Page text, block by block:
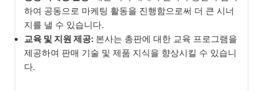
하여 공동으로 마케팅 활동을 진행함으로써 더 큰 시너
지를 낼 수 있습니다.
교육 및 지원 제공: 본사는 총판에 대한 교육 프로그램을
제공하여 판매 기술 및 제품 지식을 향상시킬 수 있습니
다.